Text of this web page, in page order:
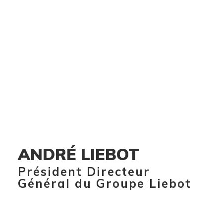
ANDRÉ LIEBOT
Président Directeur
Général du Groupe Liebot